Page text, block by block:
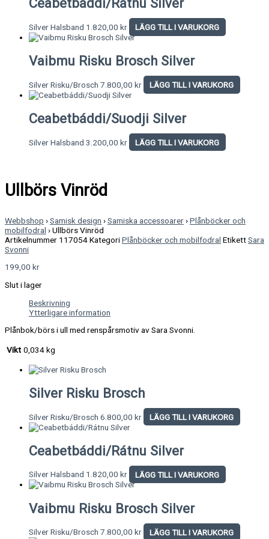
Ceabetbáddi/Rátnu Silver
Silver Halsband 1.820,00 kr LÄGG TILL I VARUKORG
Vaibmu Risku Brosch Silver
Silver Risku/Brosch 7.800,00 kr LÄGG TILL I VARUKORG
Ceabetbáddi/Suodji Silver
Silver Halsband 3.200,00 kr LÄGG TILL I VARUKORG
Ullbörs Vinröd
Webbshop ›Samisk design ›Samiska accessoarer›Plånböcker och
mobilfodral ›Ullbörs Vinröd
Artikelnummer 117054KategoriPlånböcker och mobilfodral EtikettSara
Svonni
199,00 kr
Slut i lager
Beskrivning
Ytterligare information
Plånbok/börs i ull med renspårsmotiv av Sara Svonni.
Vikt 0,034 kg
Silver Risku Brosch
Silver Risku/Brosch 6.800,00 kr LÄGG TILL I VARUKORG
Ceabetbáddi/Rátnu Silver
Silver Halsband 1.820,00 kr LÄGG TILL I VARUKORG
Vaibmu Risku Brosch Silver
Silver Risku/Brosch 7.800,00 kr LÄGG TILL I VARUKORG